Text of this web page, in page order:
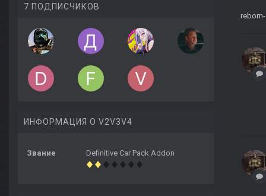
7 ПОДПИСЧИКОВ
ИНФОРМАЦИЯ О V2V3V4
Звание Definitive Car Pack Addon